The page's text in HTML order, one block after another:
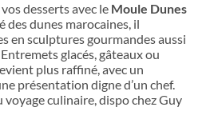
desserts avec le Moule Dunes
des dunes marocaines, il
en sculptures gourmandes aussi
glacés, gâteaux ou
plus raffiné, avec un
présentation digne d’un chef.
culinaire, dispo chez Guy